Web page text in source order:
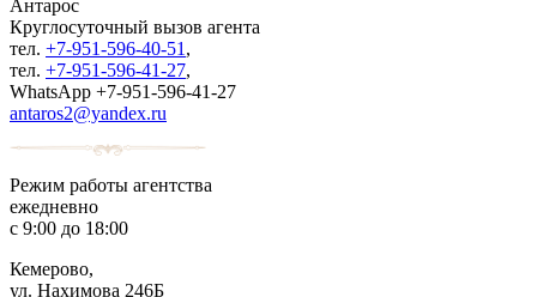
Антарос
Круглосуточный вызов агента
тел. +7-951-596-40-51 ,
тел. +7-951-596-41-27,
WhatsApp +7-951-596-41-27
antaros2@yandex.ru
Режим работы агентства
ежедневно
с 9:00 до 18:00
Кемерово,
ул. Нахимова 246Б